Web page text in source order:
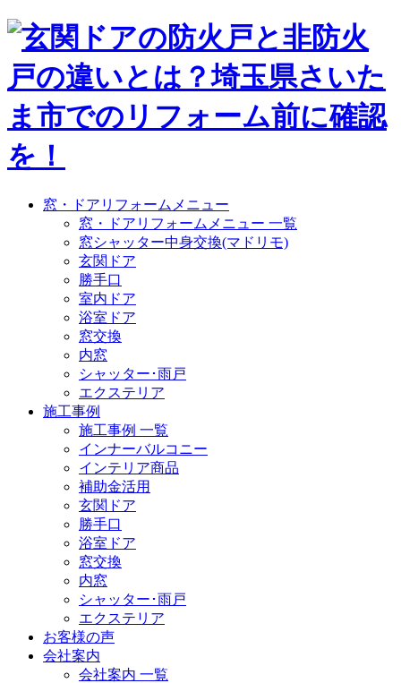
窓・ドアリフォームメニュー
窓・ドアリフォームメニュー 一覧
窓シャッター中身交換(マドリモ)
玄関ドア
勝手口
室内ドア
浴室ドア
窓交換
内窓
シャッター･雨戸
エクステリア
施工事例
施工事例 一覧
インナーバルコニー
インテリア商品
補助金活用
玄関ドア
勝手口
浴室ドア
窓交換
内窓
シャッター･雨戸
エクステリア
お客様の声
会社案内
会社案内 一覧